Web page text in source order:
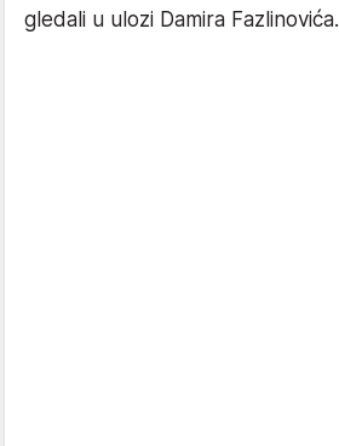
gledali u ulozi Damira Fazlinovića.